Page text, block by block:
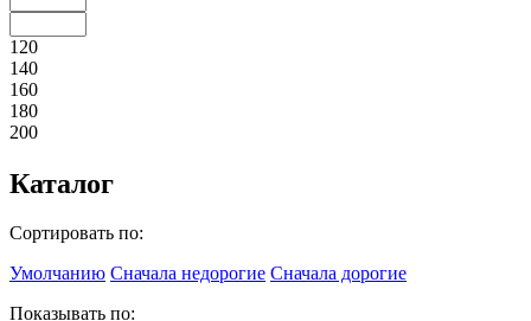
120
140
160
180
200
Каталог
Сортировать по:
Умолчанию Сначала недорогие Сначала дорогие
Показывать по: